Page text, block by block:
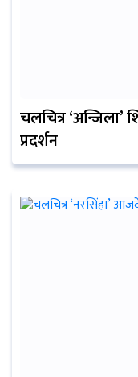
चलचित्र
प्रदर्शन